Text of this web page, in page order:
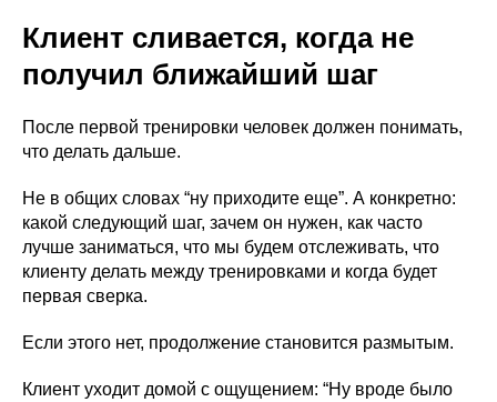
Клиент сливается, когда не
получил ближайший шаг
После первой тренировки человек должен понимать,
что делать дальше.
Не в общих словах “ну приходите еще”. А конкретно:
какой следующий шаг, зачем он нужен, как часто
лучше заниматься, что мы будем отслеживать, что
клиенту делать между тренировками и когда будет
первая сверка.
Если этого нет, продолжение становится размытым.
Клиент уходит домой с ощущением: “Ну вроде было